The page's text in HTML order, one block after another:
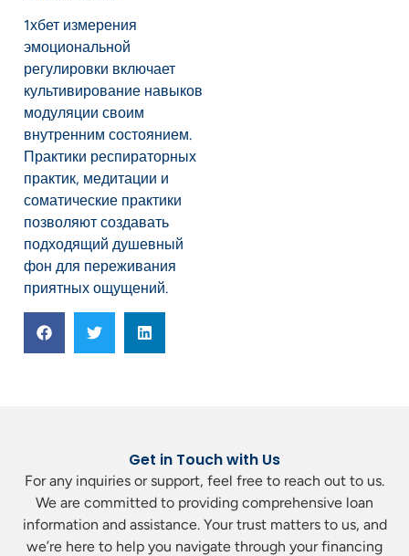
1хбет измерения
эмоциональной
регулировки включает
культивирование навыков
модуляции своим
внутренним состоянием.
Практики респираторных
практик, медитации и
соматические практики
позволяют создавать
подходящий душевный
фон для переживания
приятных ощущений.
Get in Touch with Us
For any inquiries or support, feel free to reach out to us.
We are committed to providing comprehensive loan
information and assistance. Your trust matters to us, and
we’re here to help you navigate through your financing